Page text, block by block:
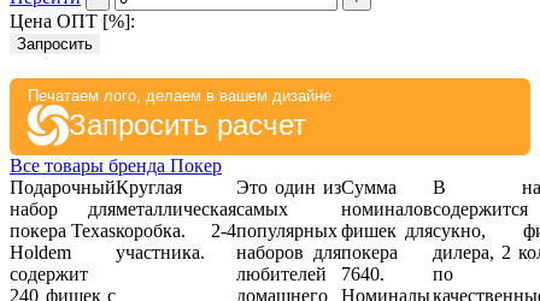
Цена ОПТ [%]:
Запросить
Печатаем лого, делаем в вашем дизайне
Запросить расчет
Все товары бренда Покер
Подарочный
набор для
покера Texas
Holdem
содержит
240 фишек с
Круглая
металлическая
коробка. 2-4
участника.
Это один из
самых
популярных
наборов для
любителей
домашнего
Сумма
номиналов
фишек для
покера
7640.
Номиналы
В
содержится
сукно,
дилера, 2
по